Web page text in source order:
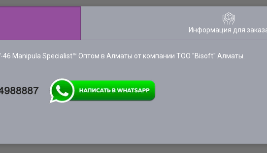
Информация для
46 Manipula Specialist™ Оптом в Алматы от компании ТОО "Bisoft" Алматы.